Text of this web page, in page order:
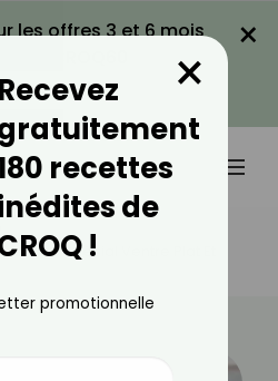
les offres 3 et 6 mois
LA PROMO
×
Spécial Ventre Plat Et
Recevez
recettes
de
!
×
promotionnelle